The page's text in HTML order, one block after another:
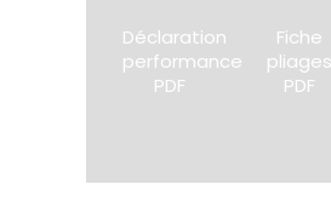
Déclaration
performance
PDF
Fiche
pliages
PDF